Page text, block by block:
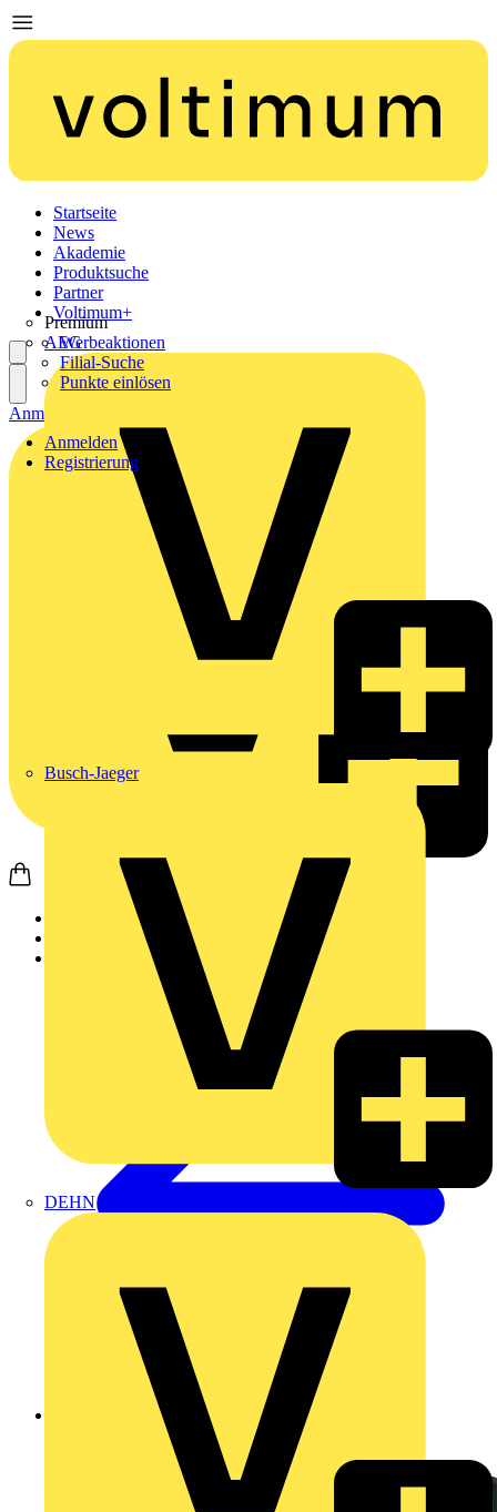
Startseite
News
Akademie
Produktsuche
Partner
Premium
AEG
Busch-Jaeger
DEHN
Voltimum+
Werbeaktionen
Filial-Suche
Punkte einlösen
Anmelden
Registrierung
Anmelden
Zurück zu Produkte